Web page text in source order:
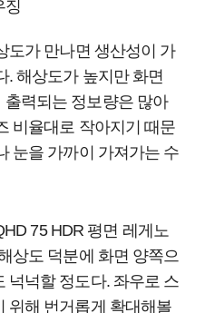
징
도가 만나면 생산성이 가
. 해상도가 높지만 화면
력되는 정보량은 많아
비율대로 작아지기 때문
눈을 가까이 가져가는 수
75 HDR 평면 레게노
상도 덕분에 화면 양쪽으
넉넉할 정도다. 좌우로 스
위해 번거롭게 확대해볼